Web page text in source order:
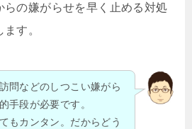
らの嫌がらせを早く止める対処
す。
問などのしつこい嫌がら
手段が必要です。
もカンタン。だからどう